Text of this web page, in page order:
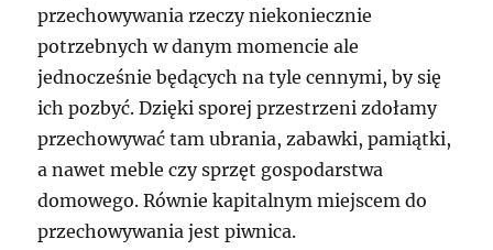
przechowywania rzeczy niekoniecznie
potrzebnych w danym momencie ale
jednocześnie będących na tyle cennymi, by się
ich pozbyć. Dzięki sporej przestrzeni zdołamy
przechowywać tam ubrania, zabawki, pamiątki,
a nawet meble czy sprzęt gospodarstwa
domowego. Równie kapitalnym miejscem do
przechowywania jest piwnica.